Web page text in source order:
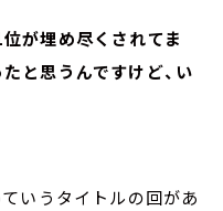
が埋め尽くされてま
と思うんですけど、い
ていうタイトルの回があ